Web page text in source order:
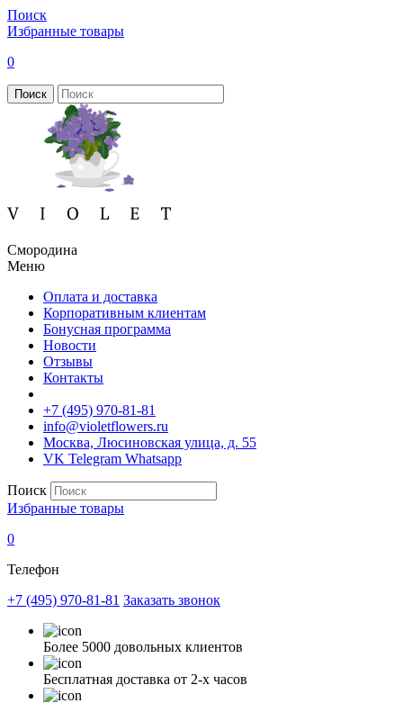
Поиск
Избранные товары
0
Поиск
Смородина
Меню
Оплата и доставка
Корпоративным клиентам
Бонусная программа
Новости
Отзывы
Контакты
+7 (495) 970-81-81
info@violetflowers.ru
Москва, Люсиновская улица, д. 55
VK Telegram Whatsapp
Поиск
Избранные товары
0
Телефон
+7 (495) 970-81-81 Заказать звонок
Более 5000 довольных клиентов
Бесплатная доставка от 2-х часов